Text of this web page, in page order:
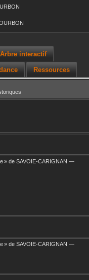
Arbre interactif
Ressources
» de SAVOIE-CARIGNAN —
» de SAVOIE-CARIGNAN —